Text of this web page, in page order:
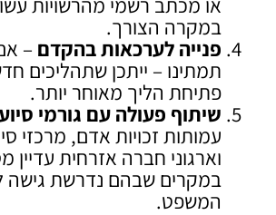
במקרה הצורך.
פנייה לערכאות בהקדם –
תמתינו – ייתכן שתהליכים
פתיחת הליך מאוחר יותר.
שיתוף פעולה עם גורמי סיוע
עמותות זכויות אדם, מרכזי
וארגוני חברה אזרחית עדיין
במקרים שבהם נדרשת
המשפט.